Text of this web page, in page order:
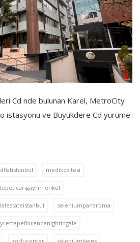
Cd nde bulunan Karel, MetroCity
istasyonu ve Büyükdere Cd yürüme
medikositesi
seleniumpanaroma